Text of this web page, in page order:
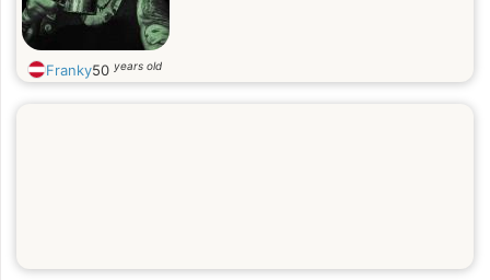
Franky50 years old